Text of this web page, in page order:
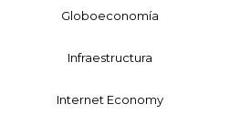
Globoeconomía
Infraestructura
Internet Economy